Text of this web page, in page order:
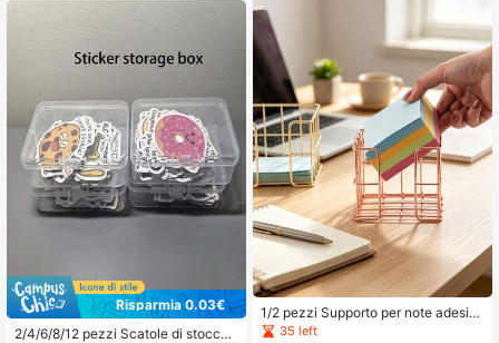
Risparmia 0.03€
2/4/6/8/12 pezzi Scatole di stoccag
1/2 pezzi Supporto per note adesiv
e moderno, set porta biglietti da visi
35 left